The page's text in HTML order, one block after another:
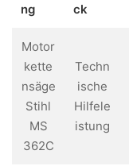
ng
ck
Motor
kette
nsäge
Stihl
MS
362C
Techn
ische
Hilfele
istung